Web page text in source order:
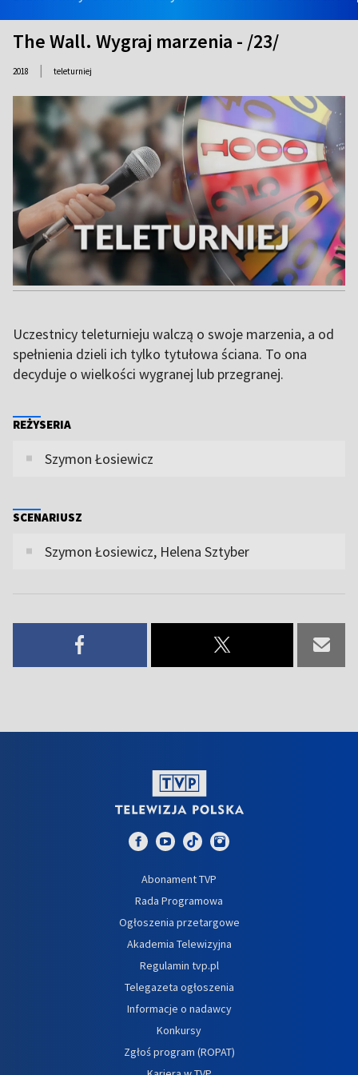
The Wall. Wygraj marzenia - /23/
2018 | teleturniej
Uczestnicy teleturnieju walczą o swoje marzenia, a od
spełnienia dzieli ich tylko tytułowa ściana. To ona
decyduje o wielkości wygranej lub przegranej.
REŻYSERIA
Szymon Łosiewicz
SCENARIUSZ
Szymon Łosiewicz, Helena Sztyber
Abonament TVP
Rada Programowa
Ogłoszenia przetargowe
Akademia Telewizyjna
Regulamin tvp.pl
Telegazeta ogłoszenia
Informacje o nadawcy
Konkursy
Zgłoś program (ROPAT)